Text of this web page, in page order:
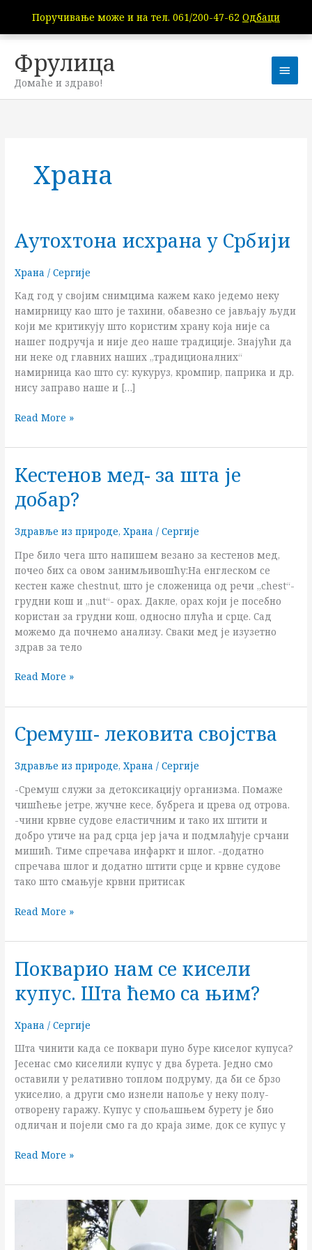
Поручивање може и на тел. 061/200-47-62 Одбаци
садржај
Фрулица
Домаће и здраво!
Храна
Аутохтона исхрана у Србији
Храна /Сергије
Кад год у својим снимцима кажем како једемо неку
намирницу као што је тахини, обавезно се јављају људи
који ме критикују што користим храну која није са
нашег подручја и није део наше традиције. Знајући да
ни неке од главних наших „традиционалних“
намирница као што су: кукуруз, кромпир, паприка и др.
нису заправо наше и […]
Аутохтона
исхрана
Србији
Read More »
Кестенов мед- за шта је
добар?
Здравље из природе,Храна /Сергије
Пре било чега што напишем везано за кестенов мед,
почео бих са овом занимљивошћу:На енглеском се
кестен каже chestnut, што је сложеница од речи „chest“-
грудни кош и „nut“- орах. Дакле, орах који је посебно
користан за грудни кош, односно плућа и срце. Сад
можемо да почнемо анализу. Сваки мед је изузетно
здрав за тело
Кестенов
мед-
за
је
Read More »
Сремуш- лековита својства
Здравље из природе,Храна /Сергије
-Сремуш служи за детоксикацију организма. Помаже
чишћење јетре, жучне кесе, бубрега и црева од отрова.
-чини крвне судове еластичним и тако их штити и
добро утиче на рад срца јер јача и подмлађује срчани
мишић. Тиме спречава инфаркт и шлог. -додатно
спречава шлог и додатно штити срце и крвне судове
тако што смањује крвни притисак
Сремуш-
лековита
Read More »
Покварио нам се кисели
купус. Шта ћемо са њим?
Храна /Сергије
Шта чинити када се поквари пуно буре киселог купуса?
Јесенас смо киселили купус у два бурета. Једно смо
оставили у релативно топлом подруму, да би се брзо
укиселио, а други смо изнели напоље у неку полу-
отворену гаражу. Купус у спољашњем бурету је био
одличан и појели смо га до краја зиме, док се купус у
Покварио
нам
се
кисели
купус.
ћемо
са
њим?
Read More »
Аронија